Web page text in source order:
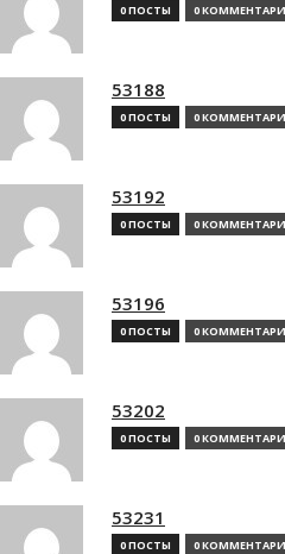
0 ПОСТЫ 0
53188
0 ПОСТЫ 0
53192
0 ПОСТЫ 0
53196
0 ПОСТЫ 0
53202
0 ПОСТЫ 0
53231
0 ПОСТЫ 0